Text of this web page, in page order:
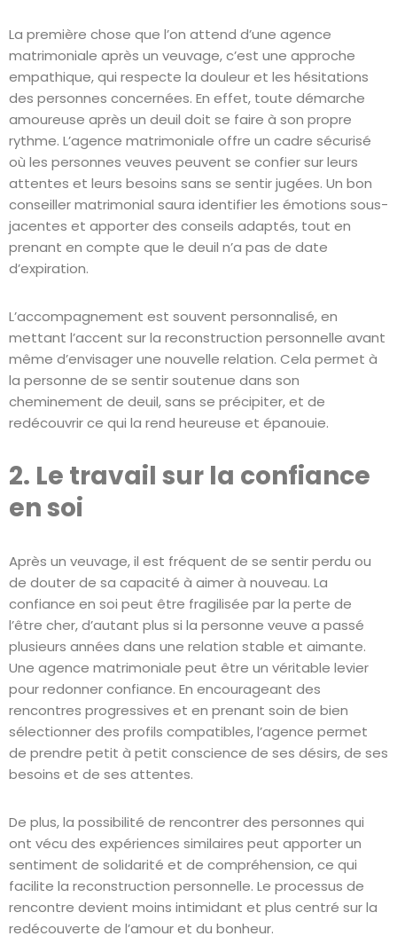
La première chose que l’on attend d’une agence
matrimoniale après un veuvage, c’est une approche
empathique, qui respecte la douleur et les hésitations
des personnes concernées. En effet, toute démarche
amoureuse après un deuil doit se faire à son propre
rythme. L’agence matrimoniale offre un cadre sécurisé
où les personnes veuves peuvent se confier sur leurs
attentes et leurs besoins sans se sentir jugées. Un bon
conseiller matrimonial saura identifier les émotions sous-
jacentes et apporter des conseils adaptés, tout en
prenant en compte que le deuil n’a pas de date
d’expiration.
L’accompagnement est souvent personnalisé, en
mettant l’accent sur la reconstruction personnelle avant
même d’envisager une nouvelle relation. Cela permet à
la personne de se sentir soutenue dans son
cheminement de deuil, sans se précipiter, et de
redécouvrir ce qui la rend heureuse et épanouie.
2. Le travail sur la confiance
en soi
Après un veuvage, il est fréquent de se sentir perdu ou
de douter de sa capacité à aimer à nouveau. La
confiance en soi peut être fragilisée par la perte de
l’être cher, d’autant plus si la personne veuve a passé
plusieurs années dans une relation stable et aimante.
Une agence matrimoniale peut être un véritable levier
pour redonner confiance. En encourageant des
rencontres progressives et en prenant soin de bien
sélectionner des profils compatibles, l’agence permet
de prendre petit à petit conscience de ses désirs, de ses
besoins et de ses attentes.
De plus, la possibilité de rencontrer des personnes qui
ont vécu des expériences similaires peut apporter un
sentiment de solidarité et de compréhension, ce qui
facilite la reconstruction personnelle. Le processus de
rencontre devient moins intimidant et plus centré sur la
redécouverte de l’amour et du bonheur.